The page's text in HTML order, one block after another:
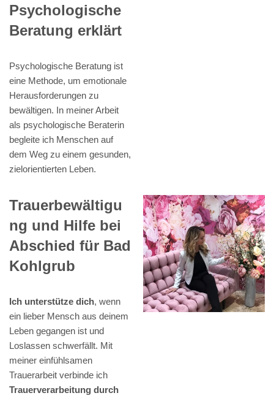
Psychologische
Beratung erklärt
Psychologische Beratung ist
eine Methode, um emotionale
Herausforderungen zu
bewältigen. In meiner Arbeit
als psychologische Beraterin
begleite ich Menschen auf
dem Weg zu einem gesunden,
zielorientierten Leben.
Trauerbewältigu
ng und Hilfe bei
Abschied für Bad
Kohlgrub
Ich unterstütze dich, wenn
ein lieber Mensch aus deinem
Leben gegangen ist und
Loslassen schwerfällt. Mit
meiner einfühlsamen
Trauerarbeit verbinde ich
Trauerverarbeitung durch